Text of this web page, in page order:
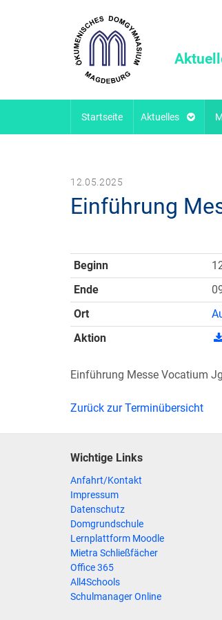
Startseite Aktuelles
12.05.2025
Einführung
Beginn
Ende
Ort
Aktion
Einführung Messe Vocatium
Zurück zur Terminübersicht
Wichtige Links
Anfahrt/Kontakt
Impressum
Datenschutz
Domgrundschule
Lernplattform Moodle
Mietra Schließfächer
Office 365
All4Schools
Schulmanager Online